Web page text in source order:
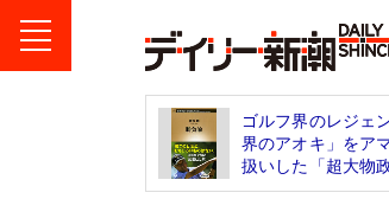
ゴルフ界のレジェ
界のアオキ」をア
扱いした「超大物政